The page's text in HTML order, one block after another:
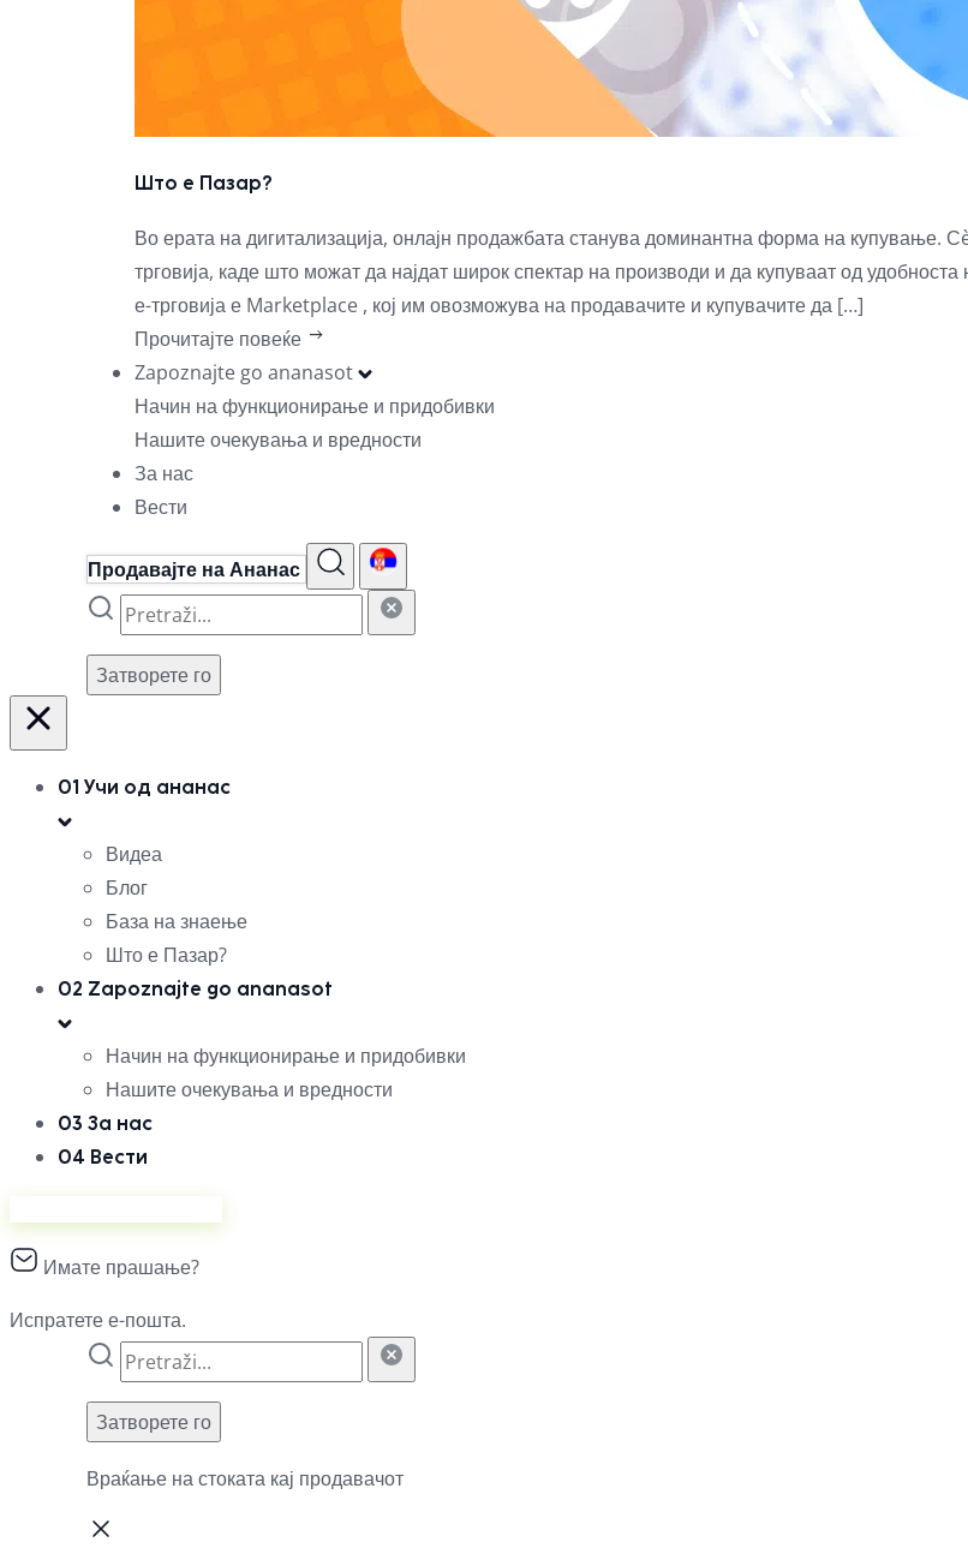
Што е Пазар?
Во ерата на дигитализација, онлајн продажбата станува доминантна форма на купување.
трговија, каде што можат да најдат широк спектар на производи и да купуваат од
е-трговија е Marketplace , кој им овозможува на продавачите и купувачите да […]
Прочитајте повеќе
Zapoznajte go ananasot
Начин на функционирање и придобивки
Нашите очекувања и вредности
За нас
Вести
Продавајте на Ананас
Затворете го
01 Учи од ананас
Видеа
Блог
База на знаење
Што е Пазар?
02 Zapoznajte go ananasot
Начин на функционирање и придобивки
Нашите очекувања и вредности
03 За нас
04 Вести
Имате прашање?
Испратете е-пошта.
Затворете го
Враќање на стоката кај продавачот